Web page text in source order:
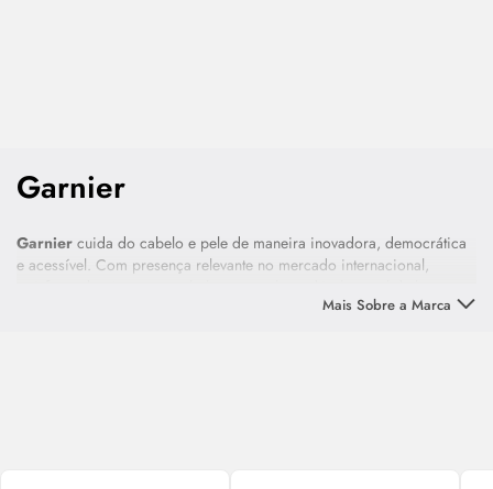
Garnier
Garnier cuida do cabelo e pele de maneira inovadora, democrática
e acessível. Com presença relevante no mercado internacional,
e mulheres em todo o mundo. Para que você não esconda seu
Mais Sobre a Marca